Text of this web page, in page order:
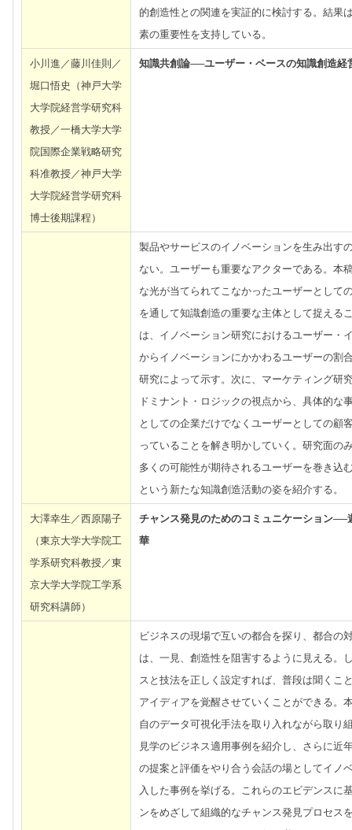
的創造性との関連を実証的に検討する。結果
素の重要性を支持している。
小川進／藤川佳則／
堀口悟史（神戸大学
大学院経営学研究科
教授／一橋大学大学
院国際企業戦略研究
科准教授／神戸大学
大学院経営学研究科
博士後期課程）
知識共創論──ユーザー・ベースの知識創造経
製品やサービスのイノベーションを生み出す
ない。ユーザーも重要なアクターである。本
な光が当てられてこなかったユーザーとして
を通して知識創造の重要な主体として捉える
は、イノベーション研究におけるユーザー・
からイノベーションにかかわるユーザーの割
研究によって示す。次に、マーケティング研
ドミナント・ロジックの視点から、具体的な
としての企業だけでなくユーザーとしての顧
っていることを解き明かしていく。研究面の
多くの可能性が期待されるユーザーを巻き込
という新たな知識創造活動の姿を紹介する。
大澤幸生／西原陽子
（東京大学大学院工
学系研究科教授／東
京大学大学院工学系
研究科講師）
チャンス発見のためのコミュニケーション──
華
ビジネスの現場で互いの都合を探り、都合の
は、一見、創造性を阻害するように見える。
スと技法を正しく設定すれば、普段は聞くこ
アイディアを覚醒させていくことができる。
自のデータ可視化手法を取り入れながら取り
見学のビジネス適用事例を紹介し、さらに近
の提案と評価をやり合う会話の場としてイノ
入した事例を挙げる。これらのエビデンスに
ンをめざして組織的なチャンス発見プロセス